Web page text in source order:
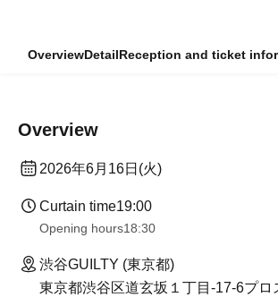
OverviewDetailReception and ticket
Overview
2026年6月16日(火)
Curtain time19:00
Opening hours18:30
渋谷GUILTY (東京都)
東京都渋谷区道玄坂１丁目-17-6プロ